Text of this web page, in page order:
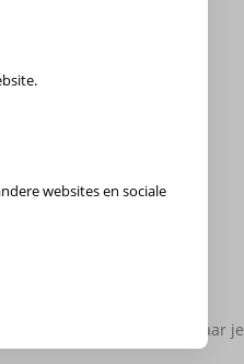
geen lid? Kies de regio waar je
websites en sociale